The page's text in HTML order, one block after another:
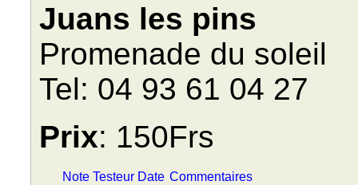
Juans les pins
Promenade du soleil
Tel: 04 93 61 04 27
Prix: 150Frs
Note Testeur Date Commentaires